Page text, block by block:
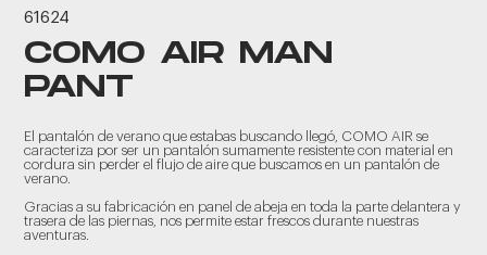
61624
COMO AIR MAN
PANT
El pantalón de verano que estabas buscando llegó, COMO AIR se
caracteriza por ser un pantalón sumamente resistente con material en
cordura sin perder el flujo de aire que buscamos en un pantalón de
verano.
Gracias a su fabricación en panel de abeja en toda la parte delantera y
trasera de las piernas, nos permite estar frescos durante nuestras
aventuras.